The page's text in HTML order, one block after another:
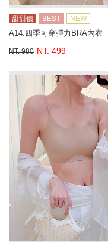
甜甜價 BEST NEW
A14.四季可穿彈力BRA內衣
NT. 980 NT. 499